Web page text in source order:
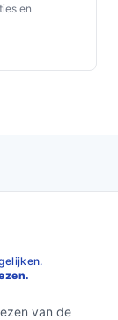
en
van de